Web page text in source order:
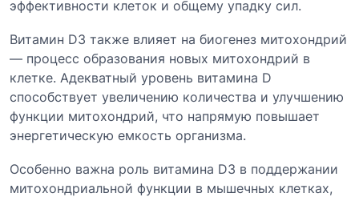
эффективности клеток и общему упадку сил.
Витамин D3 также влияет на биогенез митохондрий
— процесс образования новых митохондрий в
клетке. Адекватный уровень витамина D
способствует увеличению количества и улучшению
функции митохондрий, что напрямую повышает
энергетическую емкость организма.
Особенно важна роль витамина D3 в поддержании
митохондриальной функции в мышечных клетках,